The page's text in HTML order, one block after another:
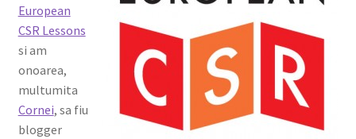
My account
Shop
European
CSR Lessons
si am
onoarea,
multumita
Cornei, sa fiu
blogger